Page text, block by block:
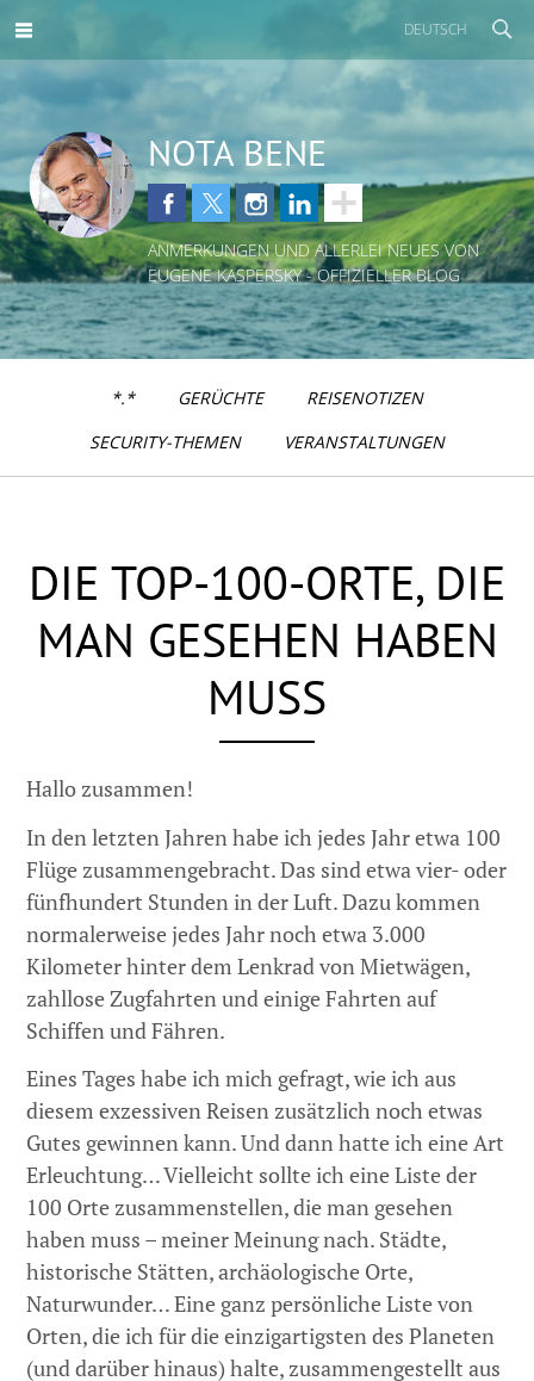
DEUTSCH
NOTA BENE
ANMERKUNGEN UND ALLERLEI NEUES VON
EUGENE KASPERSKY - OFFIZIELLER BLOG
*.* GERÜCHTE
REISENOTIZEN
SECURITY-THEMEN
VERANSTALTUNGEN
DIE TOP-100-ORTE, DIE
MAN GESEHEN HABEN
MUSS
Hallo zusammen!
In den letzten Jahren habe ich jedes Jahr etwa 100
Flüge zusammengebracht. Das sind etwa vier- oder
fünfhundert Stunden in der Luft. Dazu kommen
normalerweise jedes Jahr noch etwa 3.000
Kilometer hinter dem Lenkrad von Mietwägen,
zahllose Zugfahrten und einige Fahrten auf
Schiffen und Fähren.
Eines Tages habe ich mich gefragt, wie ich aus
diesem exzessiven Reisen zusätzlich noch etwas
Gutes gewinnen kann. Und dann hatte ich eine Art
Erleuchtung… Vielleicht sollte ich eine Liste der
100 Orte zusammenstellen, die man gesehen
haben muss – meiner Meinung nach. Städte,
historische Stätten, archäologische Orte,
Naturwunder… Eine ganz persönliche Liste von
Orten, die ich für die einzigartigsten des Planeten
(und darüber hinaus) halte, zusammengestellt aus